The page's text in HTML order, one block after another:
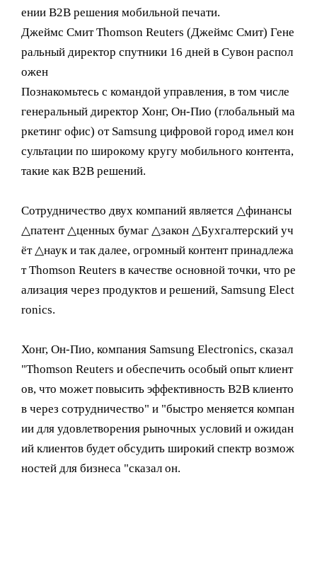
ении B2B решения мобильной печати.
Джеймс Смит Thomson Reuters (Джеймс Смит) Гене
ральный директор спутники 16 дней в Сувон распол
ожен
Познакомьтесь с командой управления, в том числе
генеральный директор Хонг, Он-Пио (глобальный ма
ркетинг офис) от Samsung цифровой город имел кон
сультации по широкому кругу мобильного контента,
такие как B2B решений.
Сотрудничество двух компаний является △финансы
△патент △ценных бумаг △закон △Бухгалтерский уч
ёт △наук и так далее, огромный контент принадлежа
т Thomson Reuters в качестве основной точки, что ре
ализация через продуктов и решений, Samsung Elect
ronics.
Хонг, Он-Пио, компания Samsung Electronics, сказал
"Thomson Reuters и обеспечить особый опыт клиент
ов, что может повысить эффективность B2B клиенто
в через сотрудничество" и "быстро меняется компан
ии для удовлетворения рыночных условий и ожидан
ий клиентов будет обсудить широкий спектр возмож
ностей для бизнеса "сказал он.